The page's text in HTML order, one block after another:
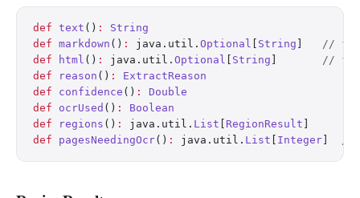
def text () :
String
def markdown () : java.util. Optional String
//
def html () : java.util. Optional String
//
def reason () :
ExtractReason
def confidence () :
Double
def ocrUsed () :
Boolean
def regions () : java.util. List RegionResult
def pagesNeedingOcr() : java.util. List Integer //